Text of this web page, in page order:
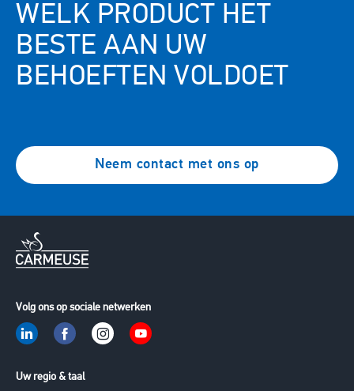
WELK PRODUCT HET
BESTE AAN UW
BEHOEFTEN VOLDOET
Neem contact met ons op
Volg ons op sociale netwerken
Uw regio & taal